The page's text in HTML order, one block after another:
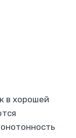
в хорошей